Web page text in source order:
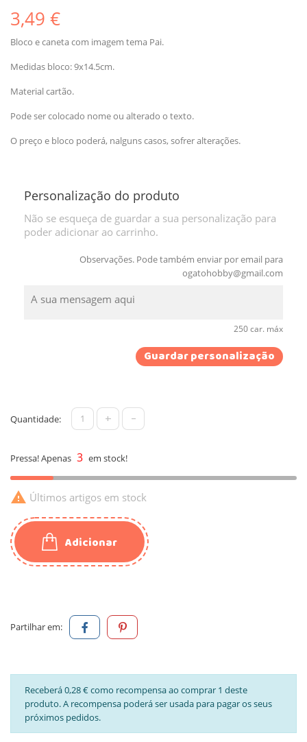
3,49 €
Bloco e caneta com imagem tema Pai.
Medidas bloco: 9x14.5cm.
Material cartão.
Pode ser colocado nome ou alterado o texto.
O preço e bloco poderá, nalguns casos, sofrer alterações.
Personalização do produto
Não se esqueça de guardar a sua personalização para
poder adicionar ao carrinho.
Observações. Pode também enviar por email para
ogatohobby@gmail.com
250 car. máx
Guardar personalização
Quantidade: + -
Pressa! Apenas 3 em stock!
 Últimos artigos em stock
Adicionar
Partilhar em:
Receberá 0,28 € como recompensa ao comprar 1 deste
produto. A recompensa poderá ser usada para pagar os seus
próximos pedidos.